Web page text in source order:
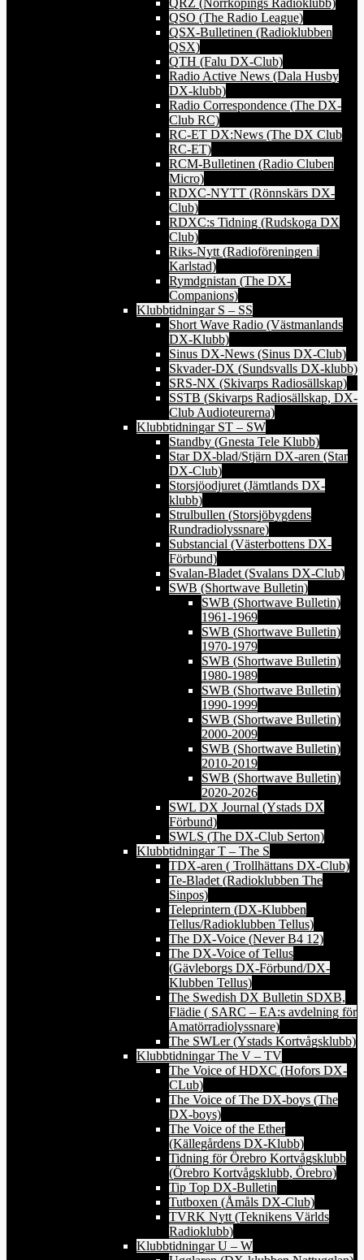
QSO (The Radio League)
QSX-Bulletinen (Radioklubben
QSX)
QTH (Falu DX-Club)
Radio Active News (Dala Husby
DX-klubb)
Radio Correspondence (The DX-
Club RC)
RC-ET DX:News (The DX Club
RC-ET)
RCM-Bulletinen (Radio Cluben
Micro)
RDXC-NYTT (Rönnskärs DX-
Club)
RDXC:s Tidning (Rudskoga DX
Club)
Riks-Nytt (Radioföreningen i
Karlstad)
Rymdgnistan (The DX-
Companions)
Klubbtidningar S – SS
Short Wave Radio (Västmanlands
DX-Klubb)
Sinus DX-News (Sinus DX-Club)
Skvader-DX (Sundsvalls DX-klubb)
SRS-NX (Skivarps Radiosällskap)
SSTB (Skivarps Radiosällskap, DX-
Club Audioteurerna)
Klubbtidningar ST – SW
Standby (Gnesta Tele Klubb)
Star DX-blad/Stjärn DX-aren (Star
DX-Club)
Storsjöodjuret (Jämtlands DX-
klubb)
Strulbullen (Storsjöbygdens
Rundradiolyssnare)
Substancial (Västerbottens DX-
Förbund)
Svalan-Bladet (Svalans DX-Club)
SWB (Shortwave Bulletin)
SWB (Shortwave Bulletin)
1961-1969
SWB (Shortwave Bulletin)
1970-1979
SWB (Shortwave Bulletin)
1980-1989
SWB (Shortwave Bulletin)
1990-1999
SWB (Shortwave Bulletin)
2000-2009
SWB (Shortwave Bulletin)
2010-2019
SWB (Shortwave Bulletin)
2020-2026
SWL DX Journal (Ystads DX
Förbund)
SWLS (The DX-Club Serton)
Klubbtidningar T – The S
TDX-aren ( Trollhättans DX-Club)
Te-Bladet (Radioklubben The
Sinpos)
Teleprintern (DX-Klubben
Tellus/Radioklubben Tellus)
The DX-Voice (Never B4 12)
The DX-Voice of Tellus
(Gävleborgs DX-Förbund/DX-
Klubben Tellus)
The Swedish DX Bulletin SDXB,
Flädie ( SARC – EA:s avdelning för
Amatörradiolyssnare)
The SWLer (Ystads Kortvågsklubb)
Klubbtidningar The V – TV
The Voice of HDXC (Hofors DX-
CLub)
The Voice of The DX-boys (The
DX-boys)
The Voice of the Ether
(Källegårdens DX-Klubb)
Tidning för Örebro Kortvågsklubb
(Örebro Kortvågsklubb, Örebro)
Tip Top DX-Bulletin
Tutboxen (Åmåls DX-Club)
TVRK Nytt (Teknikens Världs
Radioklubb)
Klubbtidningar U – W